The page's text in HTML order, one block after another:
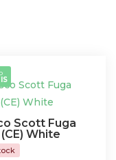
Scott Fuga
White